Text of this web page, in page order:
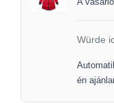
A
Würde
én